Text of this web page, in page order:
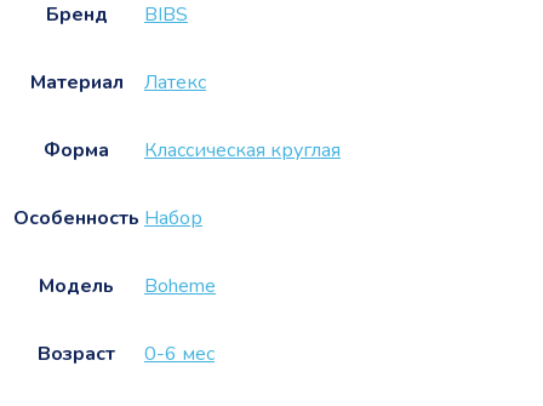
Бренд
BIBS
Материал Латекс
Форма Классическая круглая
Особенность Набор
Модель Boheme
Возраст 0-6 мес